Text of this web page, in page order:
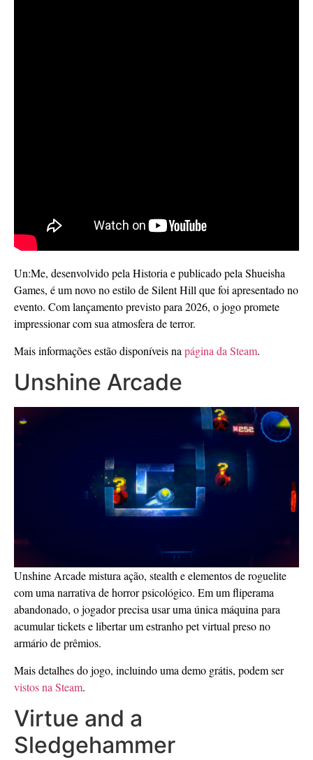
Un:Me, desenvolvido pela Historia e publicado pela Shueisha
Games, é um novo no estilo de Silent Hill que foi apresentado no
evento. Com lançamento previsto para 2026, o jogo promete
impressionar com sua atmosfera de terror.
Mais informações estão disponíveis na página da Steam.
Unshine Arcade
Unshine Arcade mistura ação, stealth e elementos de roguelite
com uma narrativa de horror psicológico. Em um fliperama
abandonado, o jogador precisa usar uma única máquina para
acumular tickets e libertar um estranho pet virtual preso no
armário de prêmios.
Mais detalhes do jogo, incluindo uma demo grátis, podem ser
vistos na Steam.
Virtue and a
Sledgehammer